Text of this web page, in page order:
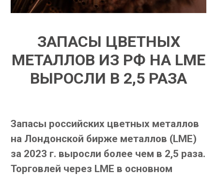
ЗАПАСЫ ЦВЕТНЫХ
МЕТАЛЛОВ ИЗ РФ НА LME
ВЫРОСЛИ В 2,5 РАЗА
Запасы российских цветных металлов
на Лондонской бирже металлов (LME)
за 2023 г. выросли более чем в 2,5 раза.
Торговлей через LME в основном